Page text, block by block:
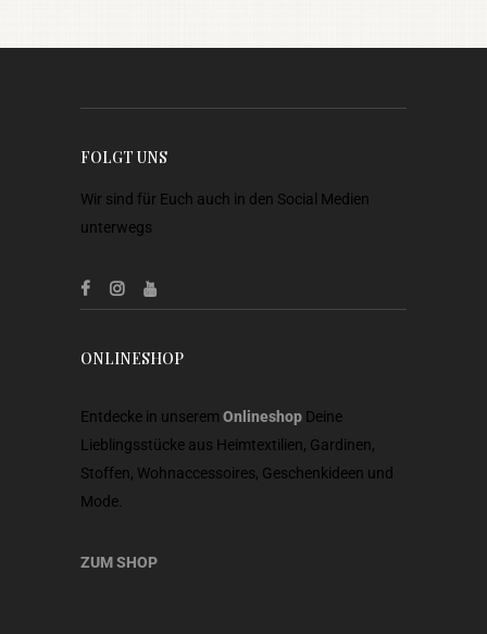
FOLGT UNS
Wir sind für Euch auch in den Social Medien
unterwegs
ONLINESHOP
Entdecke in unserem Onlineshop Deine
Lieblingsstücke aus Heimtextilien, Gardinen,
Stoffen, Wohnaccessoires, Geschenkideen und
Mode.
ZUM SHOP